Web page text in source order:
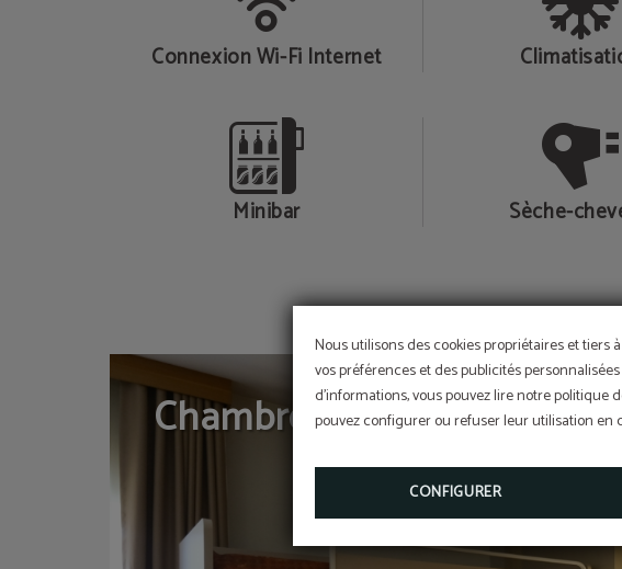
Nous utilisons des cookies propriétaires et
vos préférences et des publicités
d'informations, vous pouvez lire notre politique
pouvez configurer ou refuser leur utilisation en
CONFIGURER
Connexion Wi-Fi Internet
Minibar Sèche-
Chambre familiale